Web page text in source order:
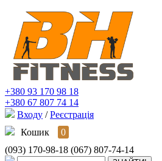
+380 93 170 98 18
+380 67 807 74 14
Входу / Реєстрація
Кошик
0
(093) 170-98-18 (067) 807-74-14